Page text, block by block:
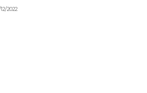
2022